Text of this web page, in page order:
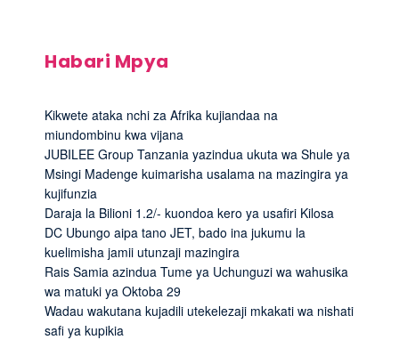
Habari Mpya
Kikwete ataka nchi za Afrika kujiandaa na
miundombinu kwa vijana
JUBILEE Group Tanzania yazindua ukuta wa Shule ya
Msingi Madenge kuimarisha usalama na mazingira ya
kujifunzia
Daraja la Bilioni 1.2/- kuondoa kero ya usafiri Kilosa
DC Ubungo aipa tano JET, bado ina jukumu la
kuelimisha jamii utunzaji mazingira
Rais Samia azindua Tume ya Uchunguzi wa wahusika
wa matuki ya Oktoba 29
Wadau wakutana kujadili utekelezaji mkakati wa nishati
safi ya kupikia